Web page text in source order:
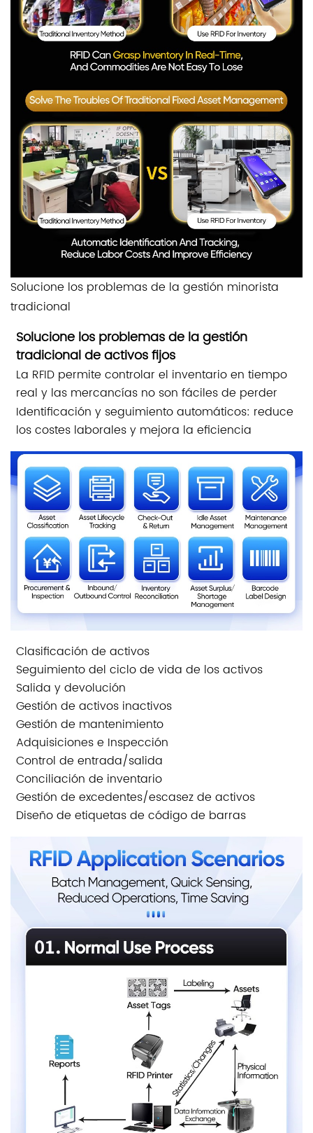
Solucione los problemas de la gestión minorista
tradicional
Solucione los problemas de la gestión
tradicional de activos fijos
La RFID permite controlar el inventario en tiempo
real y las mercancías no son fáciles de perder
Identificación y seguimiento automáticos: reduce
los costes laborales y mejora la eficiencia
Clasificación de activos
Seguimiento del ciclo de vida de los activos
Salida y devolución
Gestión de activos inactivos
Gestión de mantenimiento
Adquisiciones e Inspección
Control de entrada/salida
Conciliación de inventario
Gestión de excedentes/escasez de activos
Diseño de etiquetas de código de barras